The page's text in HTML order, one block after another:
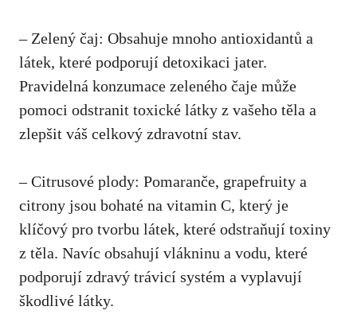
– Zelený čaj: Obsahuje mnoho antioxidantů a
látek, které podporují detoxikaci jater.
Pravidelná konzumace zeleného čaje může
pomoci odstranit toxické látky z vašeho těla a
zlepšit váš celkový zdravotní stav.
– Citrusové plody: Pomaranče, grapefruity a
citrony jsou bohaté na vitamin C, který je
klíčový pro tvorbu látek, které odstraňují toxiny
z těla. Navíc obsahují vlákninu a vodu, které
podporují zdravý trávicí systém a vyplavují
škodlivé látky.